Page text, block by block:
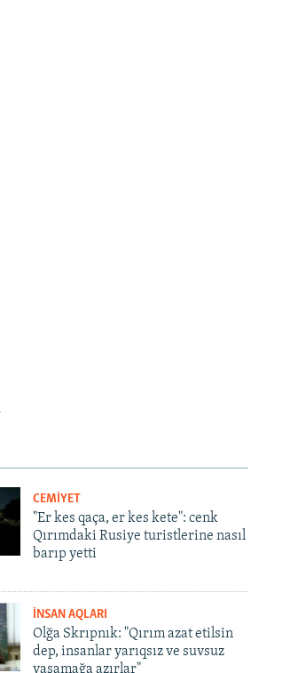
CEMİYET
"Er kes qaça, er kes kete": cenk
Qırımdaki Rusiye turistlerine nasıl
barıp yetti
İNSAN AQLARI
Olğa Skrıpnık: "Qırım azat etilsin
dep, insanlar yarıqsız ve suvsuz
yaşamağa azırlar"